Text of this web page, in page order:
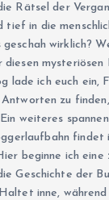
Rätsel der
tief in die
geschah wirklich?
diesen mysteriösen
lade ich euch ein,
Antworten zu
weiteres
findet
beginne ich eine
Geschichte der
inne,